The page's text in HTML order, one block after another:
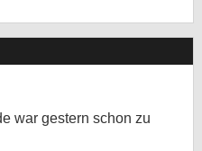
war gestern schon zu